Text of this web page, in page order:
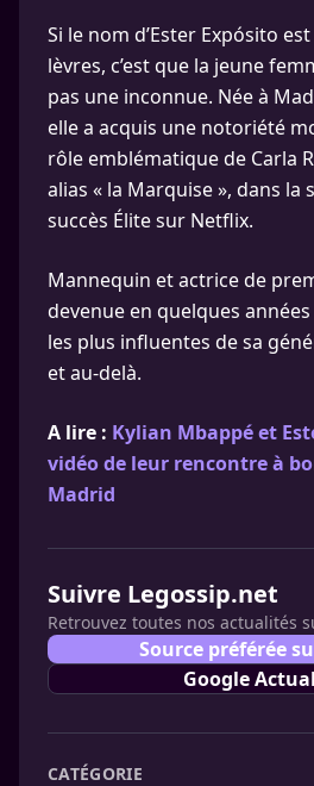
Si le nom d’Ester Expósito
lèvres, c’est que la jeune
pas une inconnue. Née à
elle a acquis une notoriété
rôle emblématique de Carla
alias « la Marquise », dans la
succès Élite sur Netflix.
Mannequin et actrice de
devenue en quelques
les plus influentes de sa
et au-delà.
A lire : Kylian Mbappé et
vidéo de leur rencontre à
Madrid
Suivre Legossip.net
Retrouvez toutes nos actualités
Source préférée
Google
CATÉGORIE